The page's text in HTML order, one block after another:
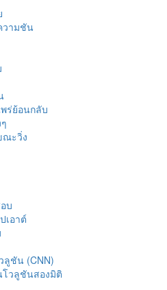
วามชัน
ร่ย้อนกลับ
ณะวิ่ง
บ
เอาต์
ลูชัน (CNN)
โวลูชันสองมิติ